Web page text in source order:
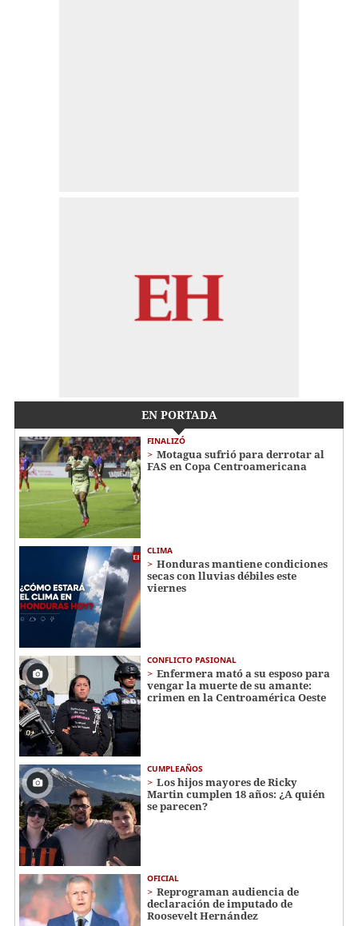
EN PORTADA
FINALIZÓ
Motagua sufrió para derrotar al
FAS en Copa Centroamericana
CLIMA
Honduras mantiene condiciones
secas con lluvias débiles este
viernes
CONFLICTO PASIONAL
Enfermera mató a su esposo para
vengar la muerte de su amante:
crimen en la Centroamérica Oeste
CUMPLEAÑOS
Los hijos mayores de Ricky
Martin cumplen 18 años: ¿A quién
se parecen?
OFICIAL
Reprograman audiencia de
declaración de imputado de
Roosevelt Hernández